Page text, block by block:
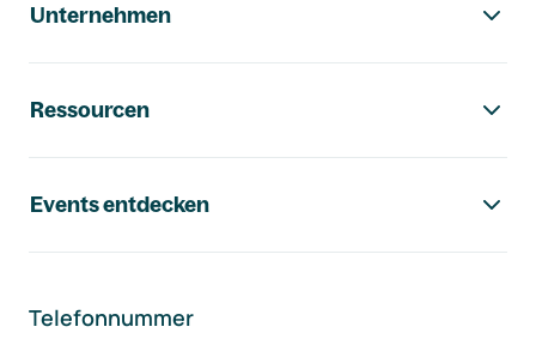
Unternehmen
Ressourcen
Events entdecken
Telefonnummer